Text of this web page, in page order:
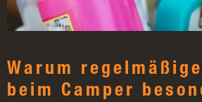
Warum
beim Camper